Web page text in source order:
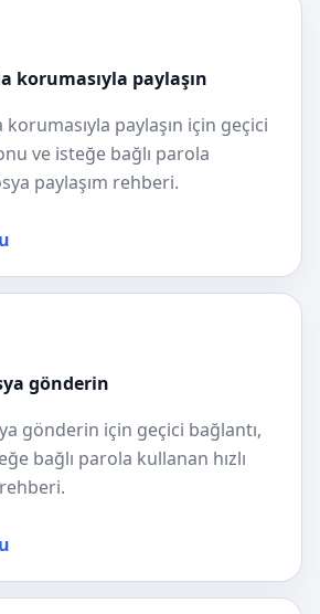
korumasıyla paylaşın
korumasıyla paylaşın için geçici
ve isteğe bağlı parola
paylaşım rehberi.
gönderin
gönderin için geçici bağlantı,
bağlı parola kullanan hızlı